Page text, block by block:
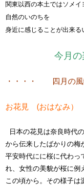
関東以西の本土ではソメイ
自然のいのちを
身近に感じることが出来る
今月
・・・・ 四月の
お花見 (おはなみ）
日本の花見は奈良時代
から伝来したばかりの梅
平安時代にに桜に代わっ
れ、女性の美貌が桜に例
この頃から。その様子